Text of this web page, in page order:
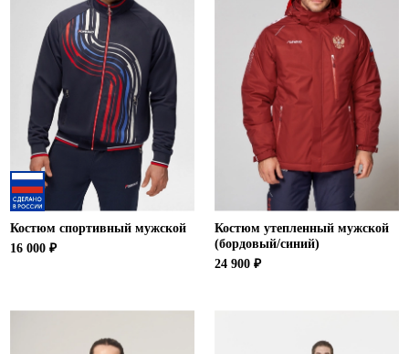
Костюм спортивный мужской
16 000 ₽
Костюм утепленный мужской
(бордовый/синий)
24 900 ₽